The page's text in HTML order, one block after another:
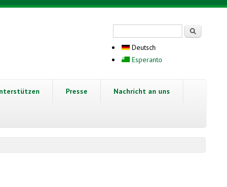
Deutsch
Esperanto
Presse Nachricht an uns